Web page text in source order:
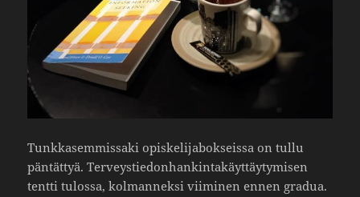
Tunk­ka­sem­mis­saki opis­ke­li­ja­bok­seissa on tullu
päntättyä. Terveys­tie­don­han­kin­ta­käyt­täy­ty­misen
tentti tulossa, kolman­neksi viiminen ennen gradua.